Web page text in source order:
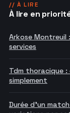
// À LIRE
À lire en
Arkose
services
Tdm thoracique
simplement
Durée d'un